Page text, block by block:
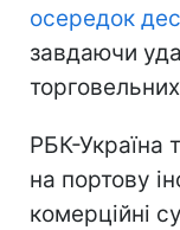
осередок
завдаючи
РБК-Україна
на портову
комерційні